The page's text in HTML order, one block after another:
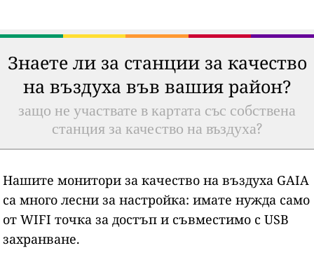
Знаете ли за станции за качество
на въздуха във вашия район?
защо не участвате в картата със собствена
станция за качество на въздуха?
Нашите монитори за качество на въздуха GAIA
са много лесни за настройка: имате нужда само
от WIFI точка за достъп и съвместимо с USB
захранване.